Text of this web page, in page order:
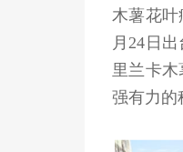
木薯花
月24 日
里兰卡
强有力的